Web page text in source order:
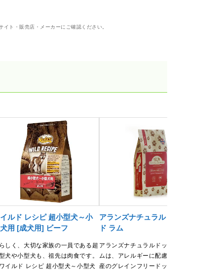
ト・販売店・メーカーにご確認ください。
ルド レシピ 超小型犬～小
用 [成犬用] ビーフ
しく、大切な家族の一員である超
犬や小型犬も、祖先は肉食です。
ワイルド レシピ 超小型犬～小型犬
アランズナチュラルドッグフー
ド ラム
アランズナチュラルドッグフード ラ
ムは、アレルギーに配慮したイギリス
産のグレインフリードッグフードで、